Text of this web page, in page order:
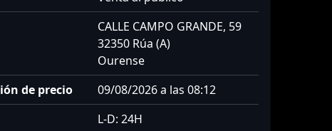
CALLE CAMPO GRANDE, 59
32350 Rúa (A)
Ourense
de precio
09/08/2026 a las 08:12
L-D: 24H